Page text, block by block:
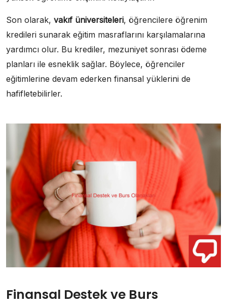
Son olarak, vakıf üniversiteleri, öğrencilere öğrenim
kredileri sunarak eğitim masraflarını karşılamalarına
yardımcı olur. Bu krediler, mezuniyet sonrası ödeme
planları ile esneklik sağlar. Böylece, öğrenciler
eğitimlerine devam ederken finansal yüklerini de
hafifletebilirler.
Finansal Destek ve Burs